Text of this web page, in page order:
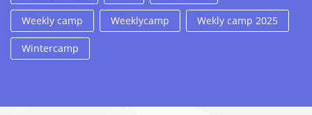
Weekly camp Weeklycamp Wekly camp 2025
Wintercamp